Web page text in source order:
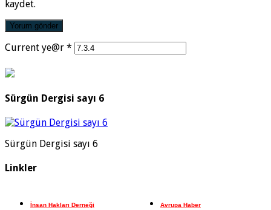
kaydet.
Current ye@r *
Sürgün Dergisi sayı 6
Sürgün Dergisi sayı 6
Linkler
İnsan Hakları Derneği
Avrupa Haber